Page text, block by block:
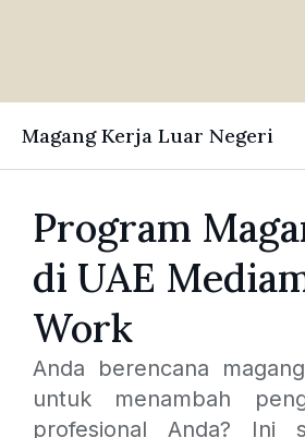
Magang Kerja Luar Negeri
Program
di UAE
Work
Anda berencana
untuk menambah
profesional Anda? Ini